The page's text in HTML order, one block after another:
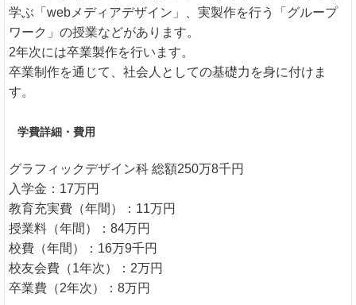
学ぶ「webメディアデザイン」、実製作を行う「グループ
ワーク」の授業などがあります。
2年次には卒業製作を行います。
卒業制作を通じて、社会人としての基礎力を身に付けま
す。
学費詳細・費用
グラフィックデザイン科 総額250万8千円
入学金：17万円
教育充実費（年間）：11万円
授業料（年間）：84万円
校費（年間）：16万9千円
校友会費（1年次）：2万円
卒業費（2年次）：8万円